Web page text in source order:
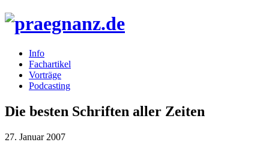
Info
Fachartikel
Vorträge
Podcasting
Die besten Schriften aller Zeiten
27. Januar 2007